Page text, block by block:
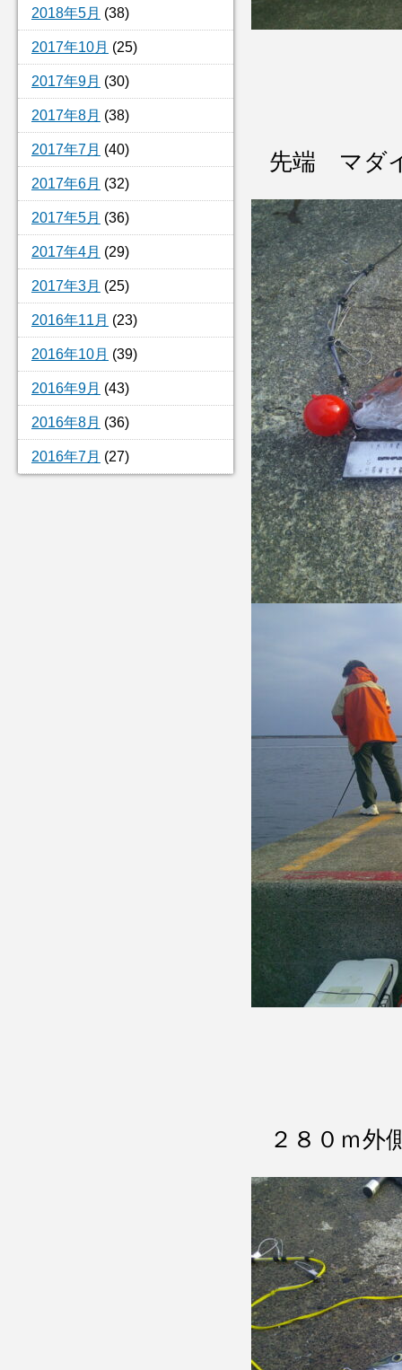
2018年5月 (38)
2017年10月 (25)
2017年9月 (30)
2017年8月 (38)
2017年7月 (40)
2017年6月 (32)
2017年5月 (36)
2017年4月 (29)
2017年3月 (25)
2016年11月 (23)
2016年10月 (39)
2016年9月 (43)
2016年8月 (36)
2016年7月 (27)
先端 マダ
２８０ｍ